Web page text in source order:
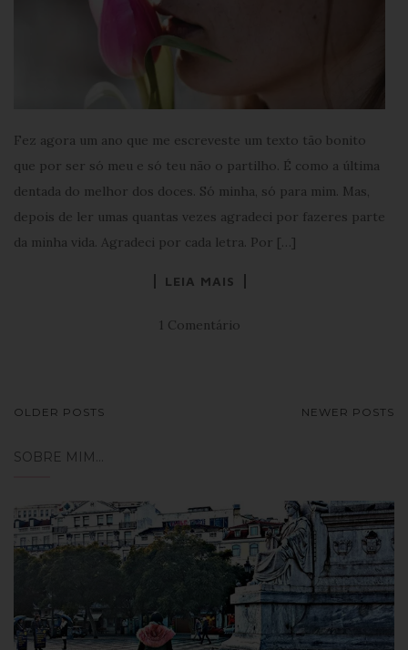
Fez agora um ano que me escreveste um texto tão bonito
que por ser só meu e só teu não o partilho. É como a última
dentada do melhor dos doces. Só minha, só para mim. Mas,
depois de ler umas quantas vezes agradeci por fazeres parte
da minha vida. Agradeci por cada letra. Por […]
LEIA MAIS
1 Comentário
NAVEGAÇÃO
POSTS
OLDER POSTS NEWER POSTS
SOBRE MIM…